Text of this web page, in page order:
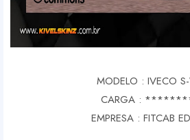
MODELO : IVECO
CARGA :
EMPRESA : FITCAB